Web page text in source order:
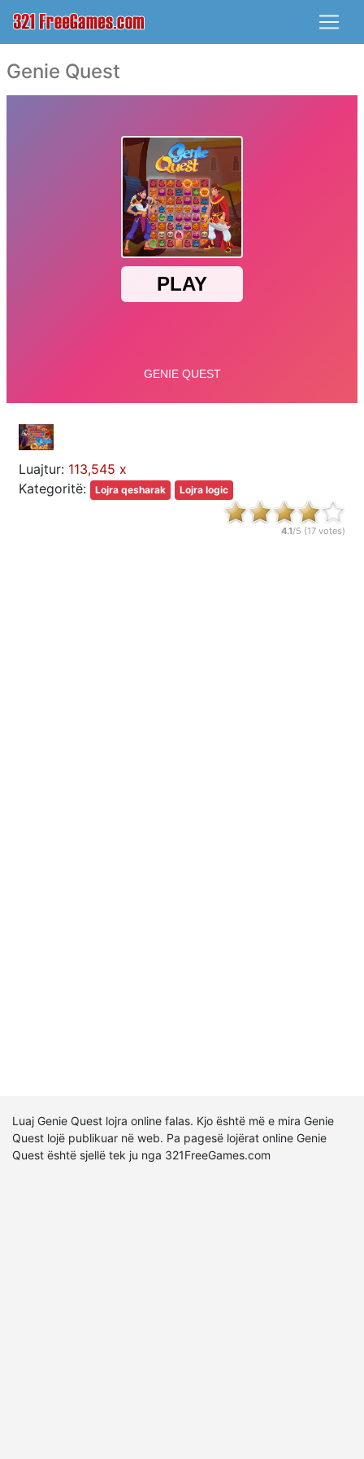
Genie Quest
Luajtur: 113,545 x
Kategoritë:
Lojra qesharak Lojra logic
4.1/5 (17 votes)
Luaj Genie Quest lojra online falas. Kjo është më e mira Genie
Quest lojë publikuar në web. Pa pagesë lojërat online Genie
Quest është sjellë tek ju nga 321FreeGames.com